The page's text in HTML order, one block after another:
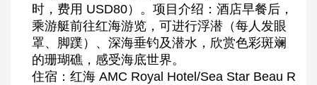
时，费用 USD80）。项目介绍：酒店早餐后，
乘游艇前往红海游览，可进行浮潜（每人发眼
罩、脚蹼）、深海垂钓及潜水，欣赏色彩斑斓
的珊瑚礁，感受海底世界。
住宿：红海 AMC Royal Hotel/Sea Star Beau R